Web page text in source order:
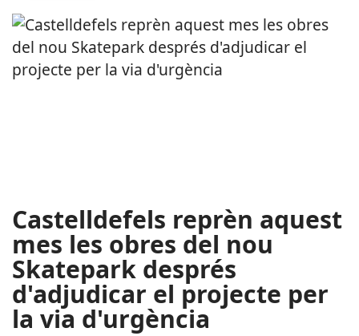
Castelldefels reprèn aquest
mes les obres del nou
Skatepark després
d'adjudicar el projecte per
la via d'urgència